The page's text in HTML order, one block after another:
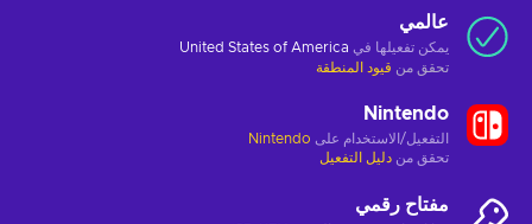
عالمي
يمكن تفعيلها في United States of America
تحقق من قيود المنطقة
Nintendo
التفعيل/الاستخدام على Nintendo
تحقق من دليل التفعيل
مفتاح رقمي